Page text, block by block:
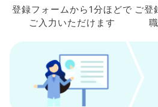
登録フォームから 1分ほどで
ご入力 いただけます
ご登